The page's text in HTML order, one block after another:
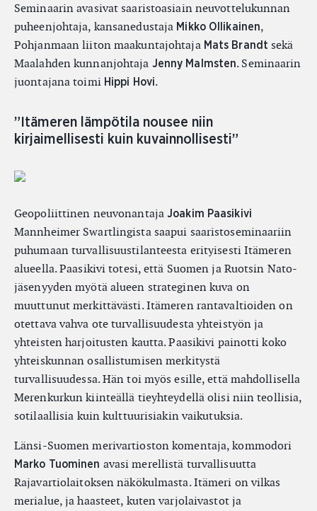
Seminaarin avasivat saaristoasiain neuvottelukunnan
puheenjohtaja, kansanedustaja Mikko Ollikainen,
Pohjanmaan liiton maakuntajohtaja Mats Brandt sekä
Maalahden kunnanjohtaja Jenny Malmsten. Seminaarin
juontajana toimi Hippi Hovi.
”Itämeren lämpötila nousee niin
kirjaimellisesti kuin kuvainnollisesti”
Geopoliittinen neuvonantajaJoakim Paasikivi
Mannheimer Swartlingista saapui saaristoseminaariin
puhumaan turvallisuustilanteesta erityisesti Itämeren
alueella. Paasikivi totesi, että Suomen ja Ruotsin Nato-
jäsenyyden myötä alueen strateginen kuva on
muuttunut merkittävästi. Itämeren rantavaltioiden on
otettava vahva ote turvallisuudesta yhteistyön ja
yhteisten harjoitusten kautta. Paasikivi painotti koko
yhteiskunnan osallistumisen merkitystä
turvallisuudessa. Hän toi myös esille, että mahdollisella
Merenkurkun kiinteällä tieyhteydellä olisi niin teollisia,
sotilaallisia kuin kulttuurisiakin vaikutuksia.
Länsi-Suomen merivartioston komentaja, kommodori
Marko Tuominen avasi merellistä turvallisuutta
Rajavartiolaitoksen näkökulmasta. Itämeri on vilkas
merialue, ja haasteet, kuten varjolaivastot ja